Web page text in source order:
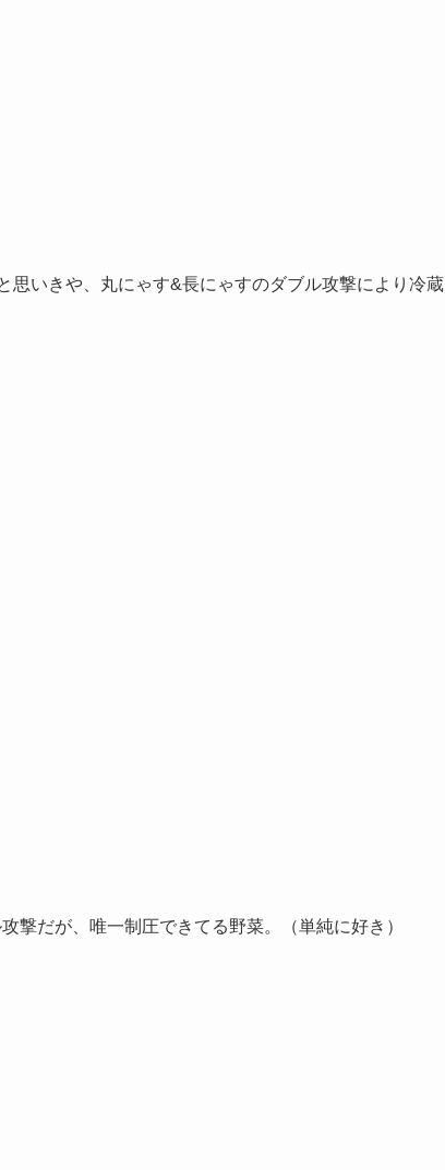
思いきや、丸にゃす&長にゃすのダブル攻撃により冷蔵
撃だが、唯一制圧できてる野菜。（単純に好き）